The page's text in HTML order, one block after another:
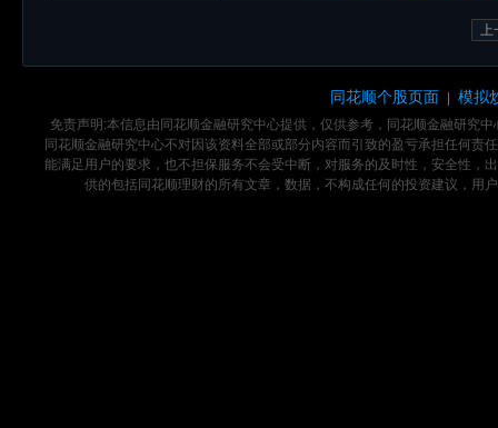
同花顺个股页面 | 模拟
免责声明:本信息由同花顺金融研究中心提供，仅供参考，同花顺金融研究
同花顺金融研究中心不对因该资料全部或部分内容而引致的盈亏承担任何
能满足用户的要求，也不担保服务不会受中断，对服务的及时性，安全性，
供的包括同花顺理财的所有文章，数据，不构成任何的投资建议，用